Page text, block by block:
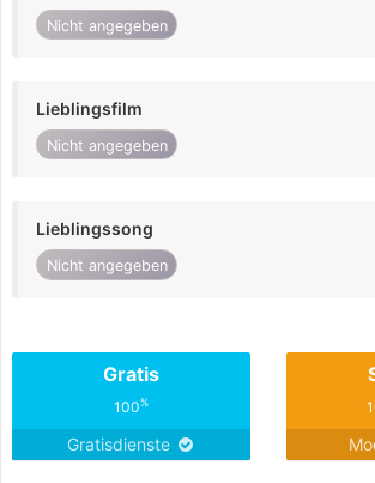
Nicht angegeben
Lieblingsfilm
Nicht angegeben
Lieblingssong
Nicht angegeben
Gratis
100%
Gratisdienste